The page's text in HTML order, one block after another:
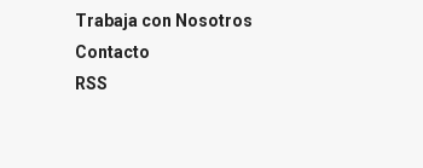
Trabaja con Nosotros
Contacto
RSS